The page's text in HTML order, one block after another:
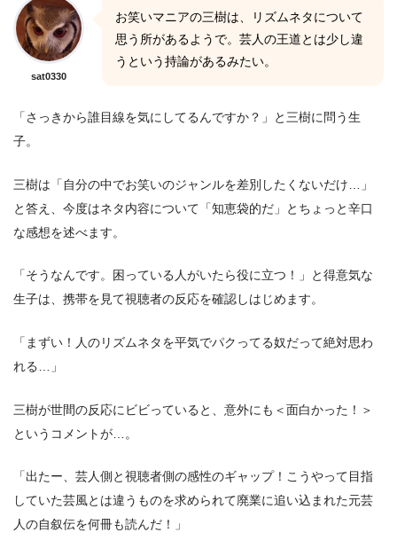
sat0330
お笑いマニアの三樹は、リズムネタについて
思う所があるようで。芸人の王道とは少し違
うという持論があるみたい。
「さっきから誰目線を気にしてるんですか？」と三樹に問う生
子。
三樹は「自分の中でお笑いのジャンルを差別したくないだけ…」
と答え、今度はネタ内容について「知恵袋的だ」とちょっと辛口
な感想を述べます。
「そうなんです。困っている人がいたら役に立つ！」と得意気な
生子は、携帯を見て視聴者の反応を確認しはじめます。
「まずい！人のリズムネタを平気でパクってる奴だって絶対思わ
れる…」
三樹が世間の反応にビビっていると、意外にも＜面白かった！＞
というコメントが…。
「出たー、芸人側と視聴者側の感性のギャップ！こうやって目指
していた芸風とは違うものを求められて廃業に追い込まれた元芸
人の自叙伝を何冊も読んだ！」